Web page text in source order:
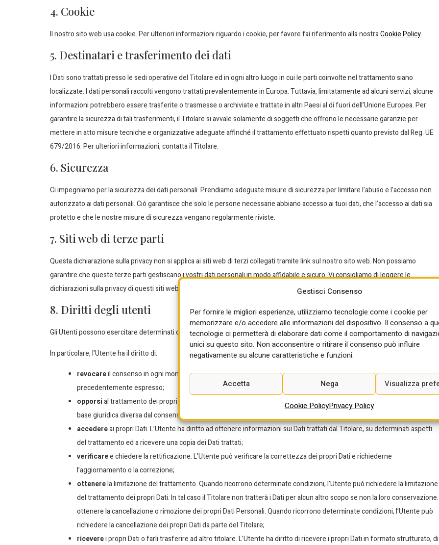
Gestisci Consenso
Per fornire le migliori esperienze, utilizziamo tecnologie come i cookie per
memorizzare e/o accedere alle informazioni del dispositivo. Il consenso a
tecnologie ci permetterà di elaborare dati come il comportamento di
unici su questo sito. Non acconsentire o ritirare il consenso può influire
negativamente su alcune caratteristiche e funzioni.
Accetta Nega Visualizza
Cookie PolicyPrivacy Policy
4. Cookie
Il nostro sito web usa cookie. Per ulteriori informazioni riguardo i cookie, per favore fai riferimento alla nostraCookie Policy.
5. Destinatari e trasferimento dei dati
I Dati sono trattati presso le sedi operative del Titolare ed in ogni altro luogo in cui le parti coinvolte nel trattamento siano
localizzate. I dati personali raccolti vengono trattati prevalentemente in Europa. Tuttavia, limitatamente ad alcuni servizi, alcune
informazioni potrebbero essere trasferite o trasmesse o archiviate e trattate in altri Paesi al di fuori dell’Unione Europea. Per
garantire la sicurezza di tali trasferimenti, il Titolare si avvale solamente di soggetti che offrono le necessarie garanzie per
mettere in atto misure tecniche e organizzative adeguate affinché il trattamento effettuato rispetti quanto previsto dal Reg. UE
679/2016. Per ulteriori informazioni, contatta il Titolare.
6. Sicurezza
Ci impegniamo per la sicurezza dei dati personali. Prendiamo adeguate misure di sicurezza per limitare l’abuso e l’accesso non
autorizzato ai dati personali. Ciò garantisce che solo le persone necessarie abbiano accesso ai tuoi dati, che l’accesso ai dati sia
protetto e che le nostre misure di sicurezza vengano regolarmente riviste.
7. Siti web di terze parti
Questa dichiarazione sulla privacy non si applica ai siti web di terzi collegati tramite link sul nostro sito web. Non possiamo
garantire che queste terze parti gestiscano i vostri dati personali in modo affidabile e sicuro. Vi consigliamo di leggere le
dichiarazioni sulla privacy di questi siti web prima di utilizzarli.
8. Diritti degli utenti
Gli Utenti possono esercitare determinati diritti con riferimento ai Dati trattati dal Titolare.
In particolare, l’Utente ha il diritto di:
revocareil consenso in ogni momento. L’Utente può revocare il consenso al trattamento dei propri Dati Personali
precedentemente espresso;
opporsial trattamento dei propri Dati. L’Utente può opporsi al trattamento dei propri Dati quando esso avviene su una
base giuridica diversa dal consenso. Ulteriori dettagli sul diritto di opposizione sono indicati nella sezione sottostante;
accedereai propri Dati. L’Utente ha diritto ad ottenere informazioni sui Dati trattati dal Titolare, su determinati aspetti
del trattamento ed a ricevere una copia dei Dati trattati;
verificaree chiedere la rettificazione. L’Utente può verificare la correttezza dei propri Dati e richiederne
l’aggiornamento o la correzione;
ottenerela limitazione del trattamento. Quando ricorrono determinate condizioni, l’Utente può richiedere la limitazione
del trattamento dei propri Dati. In tal caso il Titolare non tratterà i Dati per alcun altro scopo se non la loro conservazione.
ottenere la cancellazione o rimozione dei propri Dati Personali. Quando ricorrono determinate condizioni, l’Utente può
richiedere la cancellazione dei propri Dati da parte del Titolare;
riceverei propri Dati o farli trasferire ad altro titolare. L’Utente ha diritto di ricevere i propri Dati in formato strutturato, di